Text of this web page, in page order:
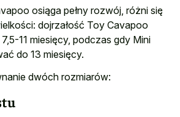
osiąga pełny rozwój, różni się
dojrzałość Toy Cavapoo
11 miesięcy, podczas gdy Mini
do 13 miesięcy.
dwóch rozmiarów: